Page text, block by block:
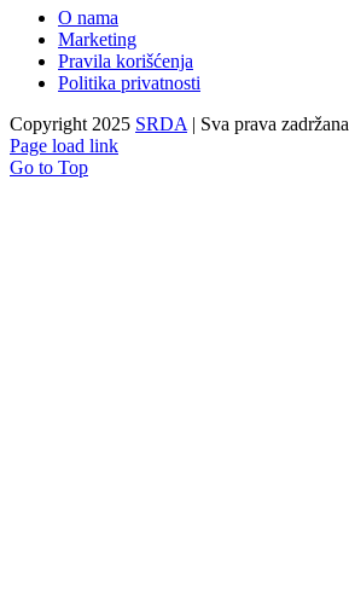
O nama
Marketing
Pravila korišćenja
Politika privatnosti
Copyright 2025 SRDA | Sva prava zadržana
Page load link
Go to Top